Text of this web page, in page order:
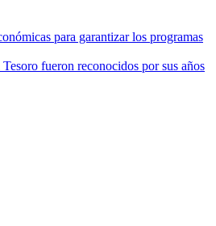
para garantizar los programas
fueron reconocidos por sus años